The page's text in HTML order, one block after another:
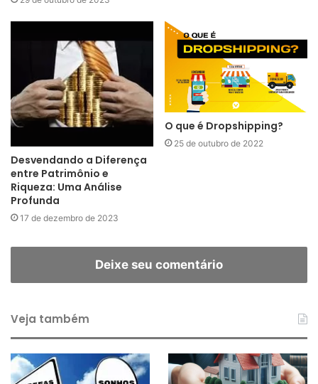
Desvendando a Diferença
entre Patrimônio e
Riqueza: Uma Análise
Profunda
17 de dezembro de 2023
O que é Dropshipping?
25 de outubro de 2022
Deixe seu comentário
Veja também